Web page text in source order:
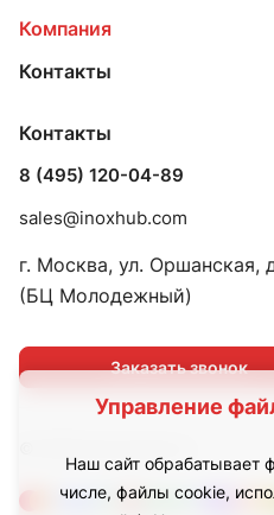
Управление
Наш сайт обрабатывает
числе, файлы cookie,
Компания
Контакты
Контакты
8 (495) 120-04-89
sales@inoxhub.com
г. Москва, ул.
(БЦ Молодежный)
Заказать звонок